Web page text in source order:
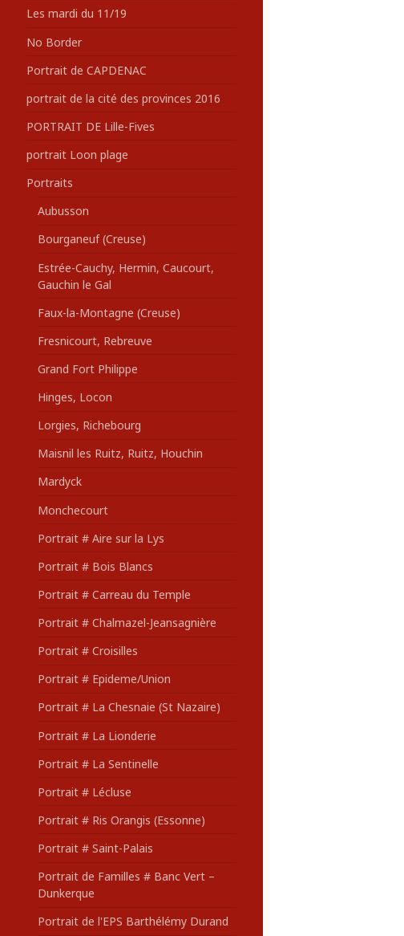
Les mardi du 11/19
No Border
Portrait de CAPDENAC
portrait de la cité des provinces 2016
PORTRAIT DE Lille-Fives
portrait Loon plage
Portraits
Aubusson
Bourganeuf (Creuse)
Estrée-Cauchy, Hermin, Caucourt,
Gauchin le Gal
Faux-la-Montagne (Creuse)
Fresnicourt, Rebreuve
Grand Fort Philippe
Hinges, Locon
Lorgies, Richebourg
Maisnil les Ruitz, Ruitz, Houchin
Mardyck
Monchecourt
Portrait # Aire sur la Lys
Portrait # Bois Blancs
Portrait # Carreau du Temple
Portrait # Chalmazel-Jeansagnière
Portrait # Croisilles
Portrait # Epideme/Union
Portrait # La Chesnaie (St Nazaire)
Portrait # La Lionderie
Portrait # La Sentinelle
Portrait # Lécluse
Portrait # Ris Orangis (Essonne)
Portrait # Saint-Palais
Portrait de Familles # Banc Vert –
Dunkerque
Portrait de l'EPS Barthélémy Durand